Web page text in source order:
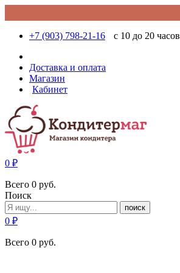
+7 (903) 798-21-16 с 10 до 20 часов
Доставка и оплата
Магазин
Кабинет
0 ₽
Всего 0 руб.
Поиск
поиск
0 ₽
Всего 0 руб.